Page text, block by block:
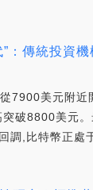
：傳統投資
7900美元附近
突破8800美元
調,比特幣正處